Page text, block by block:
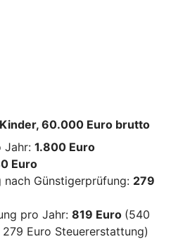
60.000 Euro brutto
Jahr: 1.800 Euro
Euro
nach Günstigerprüfung: 279
pro Jahr: 819 Euro (540
Euro Steuererstattung)